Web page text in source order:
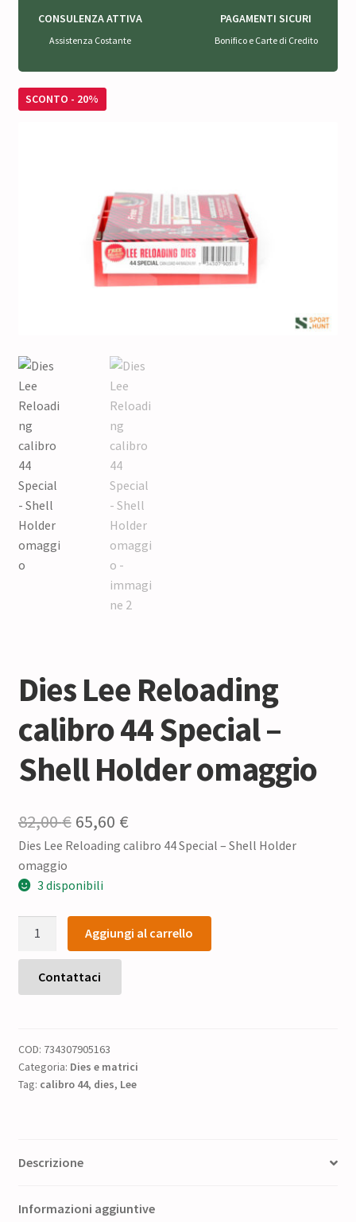
CONSULENZA ATTIVA
Assistenza Costante
PAGAMENTI SICURI
Bonifico e Carte di Credito
SCONTO - 20%
Dies Lee Reloading
calibro 44 Special –
Shell Holder omaggio
82,00€ Il
prezzo
originale
82,00 €.
65,60 €Il
prezzo
65,60 €.
Dies Lee Reloading calibro 44 Special – Shell Holder
omaggio
3 disponibili
Dies
Lee
Reloading
calibro
44
Shell
Holder
omaggio
Aggiungi al carrello
Contattaci
COD: 734307905163
Categoria: Dies e matrici
Tag: calibro 44, dies, Lee
Descrizione
Informazioni aggiuntive